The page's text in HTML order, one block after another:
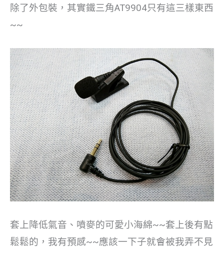
除了外包裝，其實鐵三角AT9904只有這三樣東西
~~
套上降低氣音、噴麥的可愛小海綿~~套上後有點
鬆鬆的，我有預感~~應該一下子就會被我弄不見